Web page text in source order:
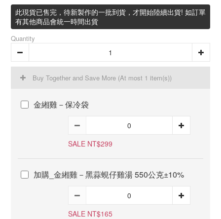
此現貨已售完，待新製作的一批到貨，才開始陸續出貨! 如訂單
有其他商品會統一時間出貨
Quantity
Buy Together and Save More (At most 1 item(s))
金緗雞－保冷袋
SALE NT$299
加購_金緗雞－黑蒜蜆仔雞湯 550公克±10%
SALE NT$165